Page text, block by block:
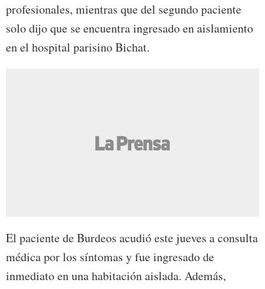
profesionales, mientras que del segundo paciente
solo dijo que se encuentra ingresado en aislamiento
en el hospital parisino Bichat.
El paciente de Burdeos acudió este jueves a consulta
médica por los síntomas y fue ingresado de
inmediato en una habitación aislada. Además,